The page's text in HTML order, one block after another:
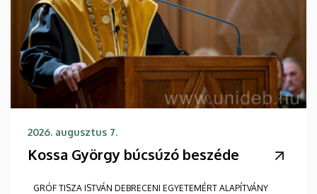
2026. augusztus 7.
Kossa György búcsúzó beszéde
GRÓF TISZA ISTVÁN DEBRECENI EGYETEMÉRT ALAPÍTVÁNY